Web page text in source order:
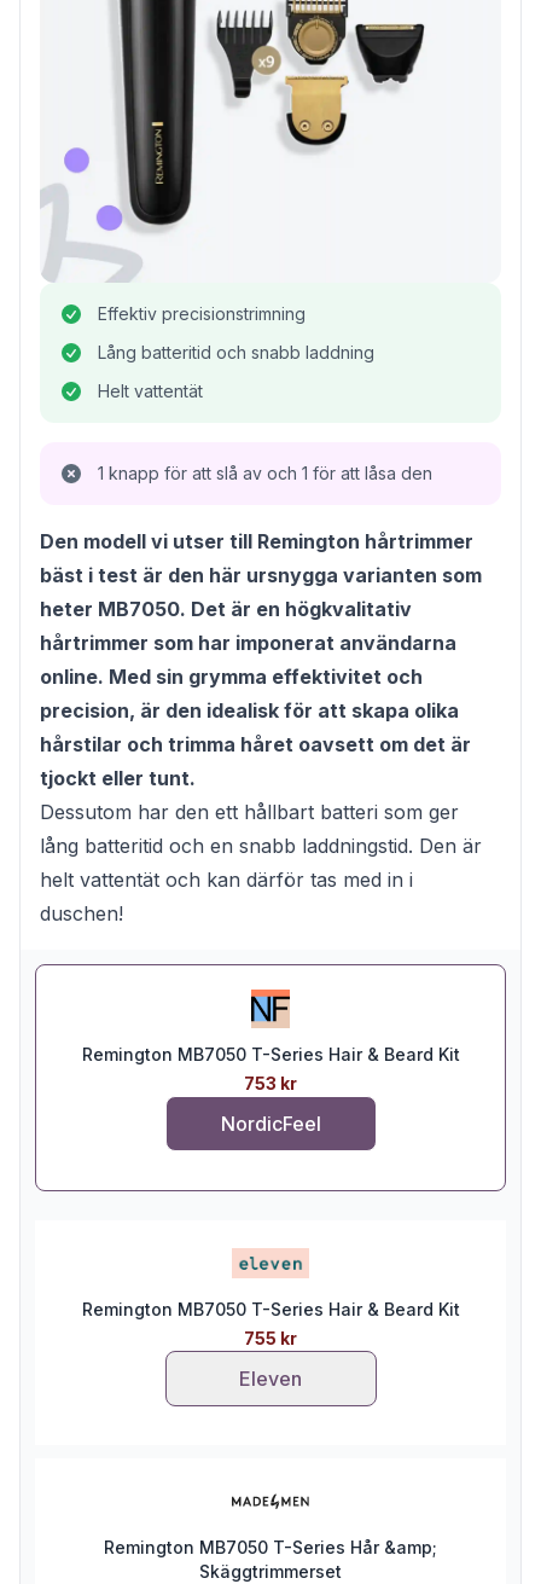
Effektiv precisionstrimning
Lång batteritid och snabb laddning
Helt vattentät
1 knapp för att slå av och 1 för att låsa den
Den modell vi utser till Remington hårtrimmer
bäst i test är den här ursnygga varianten som
heter MB7050. Det är en högkvalitativ
hårtrimmer som har imponerat användarna
online. Med sin grymma effektivitet och
precision, är den idealisk för att skapa olika
hårstilar och trimma håret oavsett om det är
tjockt eller tunt.
Dessutom har den ett hållbart batteri som ger
lång batteritid och en snabb laddningstid. Den är
helt vattentät och kan därför tas med in i
duschen!
Remington MB7050 T-Series Hair & Beard Kit
753 kr
NordicFeel
Remington MB7050 T-Series Hair & Beard Kit
755 kr
Eleven
Remington MB7050 T-Series Hår &amp;
Skäggtrimmerset